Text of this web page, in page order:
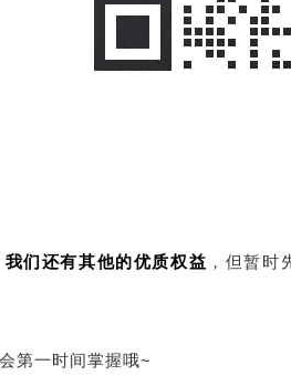
们还有其他的优质权益 ，但暂
第一时间掌握哦~